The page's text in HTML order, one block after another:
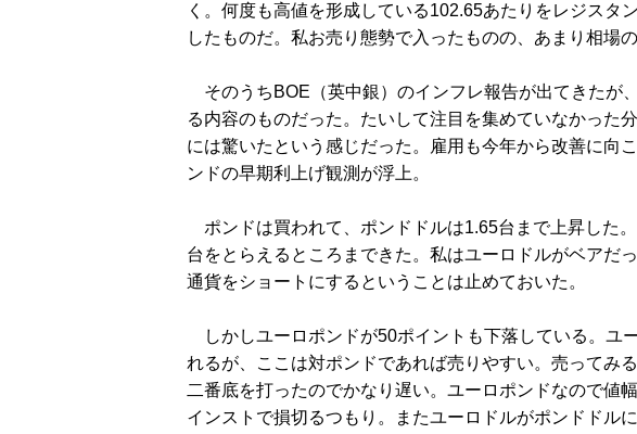
く。何度も高値を形成している102.65あたりをレジスタ
したものだ。私お売り態勢で入ったものの、あまり相場
そのうちBOE（英中銀）のインフレ報告が出てきたが
る内容のものだった。たいして注目を集めていなかった
には驚いたという感じだった。雇用も今年から改善に向
ンドの早期利上げ観測が浮上。
ポンドは買われて、ポンドドルは1.65台まで上昇した
台をとらえるところまできた。私はユーロドルがベアだ
通貨をショートにするということは止めておいた。
しかしユーロポンドが50ポイントも下落している。ユ
れるが、ここは対ポンドであれば売りやすい。売ってみ
二番底を打ったのでかなり遅い。ユーロポンドなので値
インストで損切るつもり。またユーロドルがポンドドル